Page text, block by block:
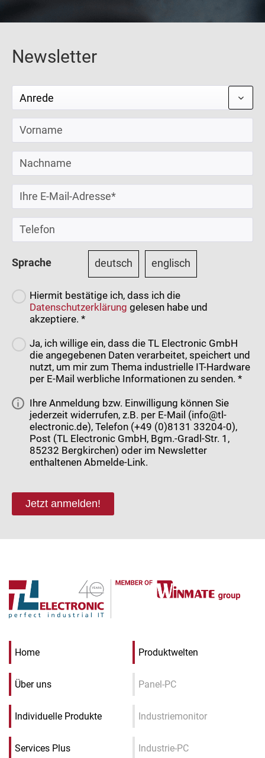
Newsletter
Sprache deutsch englisch
Hiermit bestätige ich, dass ich die
Datenschutzerklärung gelesen habe und
akzeptiere. *
Ja, ich willige ein, dass die TL Electronic GmbH
die angegebenen Daten verarbeitet, speichert und
nutzt, um mir zum Thema industrielle IT-Hardware
per E-Mail werbliche Informationen zu senden. *
Ihre Anmeldung bzw. Einwilligung können Sie
jederzeit widerrufen, z.B. per E-Mail (info@tl-
electronic.de), Telefon (+49 (0)8131 33204-0),
Post (TL Electronic GmbH, Bgm.-Gradl-Str. 1,
85232 Bergkirchen) oder im Newsletter
enthaltenen Abmelde-Link.
Jetzt anmelden!
Home
Über uns
Individuelle Produkte
Services Plus
Produktwelten
Panel-PC
Industriemonitor
Industrie-PC